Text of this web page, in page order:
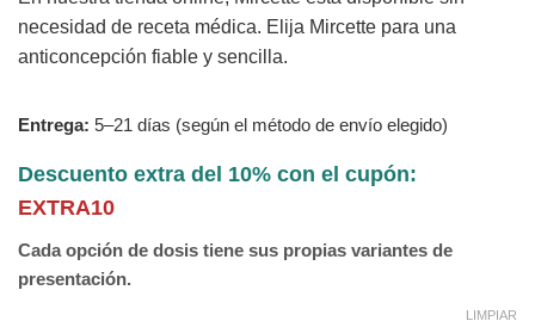
necesidad de receta médica. Elija Mircette para una
anticoncepción fiable y sencilla.
Entrega: 5–21 días (según el método de envío elegido)
Descuento extra del 10% con el cupón:
EXTRA10
Cada opción de dosis tiene sus propias variantes de
presentación.
LIMPIAR